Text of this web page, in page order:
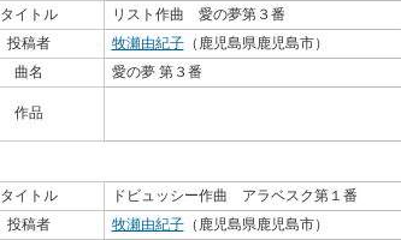
タイトル
リスト作曲 愛の夢第３番
投稿者
牧瀬由紀子（鹿児島県鹿児島市）
曲名
愛の夢 第３番
作品
タイトル
ドビュッシー作曲 アラベスク第１番
投稿者
牧瀬由紀子（鹿児島県鹿児島市）